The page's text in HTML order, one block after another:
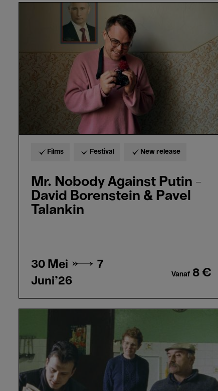
Borenstein
Films Festival New release
Mr. Nobody Against Putin -
David Borenstein & Pavel
Talankin
30 Mei → 7
Juni'26
Vanaf 8 €
-
Raymond
Depardon